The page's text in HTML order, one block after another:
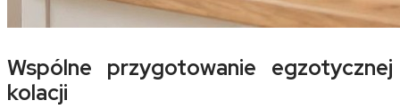
Wspólne przygotowanie egzotycznej
kolacji